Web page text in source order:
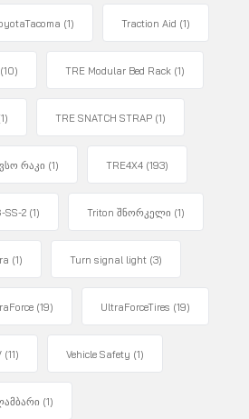
(1) Traction Aid (1)
(10) TRE Modular Bed Rack (1)
TRE SNATCH STRAP (1)
რაკი (1) TRE4X4 (193)
SS-2 (1) Triton შნორკელი (1)
(1) Turn signal light (3)
(19) UltraForceTires (19)
(11) Vehicle Safety (1)
(1)